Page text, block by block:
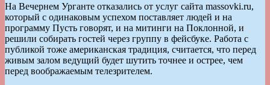
На Вечернем Урганте отказались от услуг сайта massovki.ru,
который с одинаковым успехом поставляет людей и на
программу Пусть говорят, и на митинги на Поклонной, и
решили собирать гостей через группу в фейсбуке. Работа с
публикой тоже американская традиция, считается, что перед
живым залом ведущий будет шутить точнее и острее, чем
перед воображаемым телезрителем.